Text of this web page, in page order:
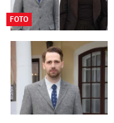
FOTO